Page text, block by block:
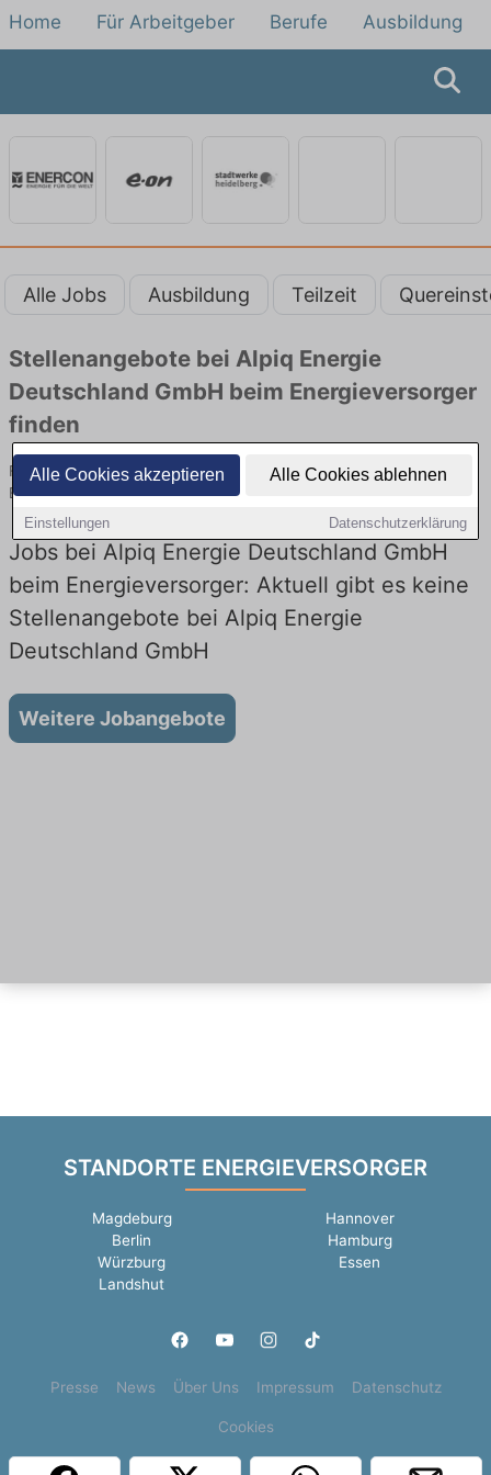
Alle Cookies akzeptieren Alle Cookies ablehnen
Einstellungen Datenschutzerklärung
Home Für Arbeitgeber Berufe Ausbildung
Alle Jobs Ausbildung Teilzeit
Stellenangebote bei Alpiq Energie
Deutschland GmbH beim Energieversorger
finden
Finde Jobs bei Alpiq Energie Deutschland GmbH beim
Energieversorger! Stellen in Technik. Jetzt bewerben!
Jobs bei Alpiq Energie Deutschland GmbH
beim Energieversorger: Aktuell gibt es keine
Stellenangebote bei Alpiq Energie
Deutschland GmbH
Weitere Jobangebote
STANDORTE ENERGIEVERSORGER
Magdeburg
Hannover
Berlin
Hamburg
Würzburg
Essen
Landshut
Presse News Über Uns Impressum Datenschutz
Cookies